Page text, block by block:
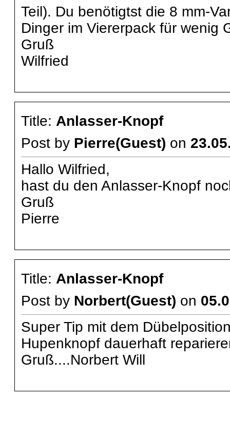
Teil). Du benötigtst die 8 mm-
Dinger im Viererpack für wenig
Gruß
Wilfried
Title: Anlasser-Knopf
Post by Pierre(Guest) on
Hallo Wilfried,
hast du den Anlasser-Knopf
Gruß
Pierre
Title: Anlasser-Knopf
Post by Norbert(Guest) on
Super Tip mit dem
Hupenknopf dauerhaft
Gruß....Norbert Will